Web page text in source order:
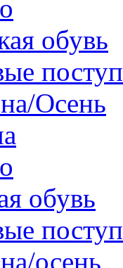
обувь
Осень
обувь
осень